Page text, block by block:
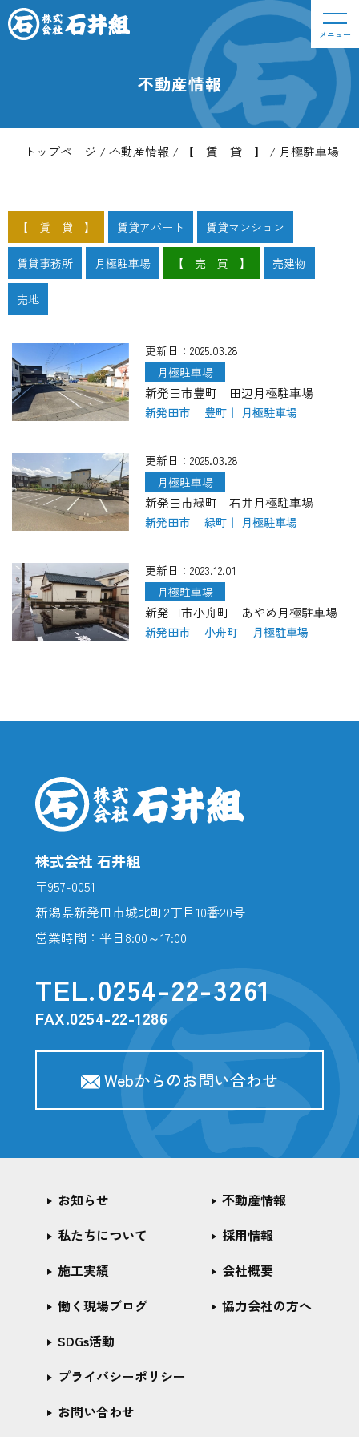
メニュー
不動産情報
トップページ 不動産情報 【 賃 貸 】 月極駐車場
【 賃 貸 】 賃貸アパート 賃貸マンション
賃貸事務所 月極駐車場 【 売 買 】 売建物
売地
更新日：2025.03.28
月極駐車場
新発田市豊町 田辺月極駐車場
新発田市 豊町 月極駐車場
更新日：2025.03.28
月極駐車場
新発田市緑町 石井月極駐車場
新発田市 緑町 月極駐車場
更新日：2023.12.01
月極駐車場
新発田市小舟町 あやめ月極駐車場
新発田市 小舟町 月極駐車場
株式会社 石井組
〒957-0051
新潟県新発田市城北町2丁目10番20号
営業時間：平日8:00～17:00
TEL.0254-22-3261
FAX.0254-22-1286
Webからのお問い合わせ
お知らせ
私たちについて
施工実績
働く現場ブログ
不動産情報
採用情報
会社概要
協力会社の方へ
SDGs活動
プライバシーポリシー
お問い合わせ